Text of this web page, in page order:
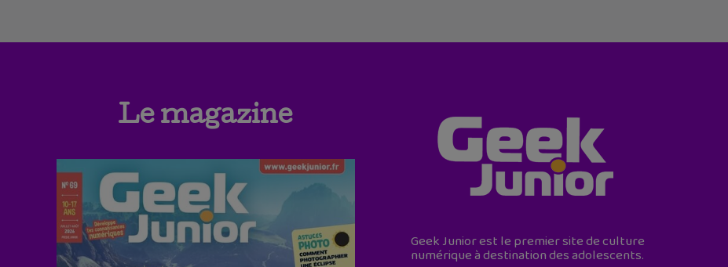
Le magazine
Geek Junior est le premier site de culture
numérique à destination des adolescents.